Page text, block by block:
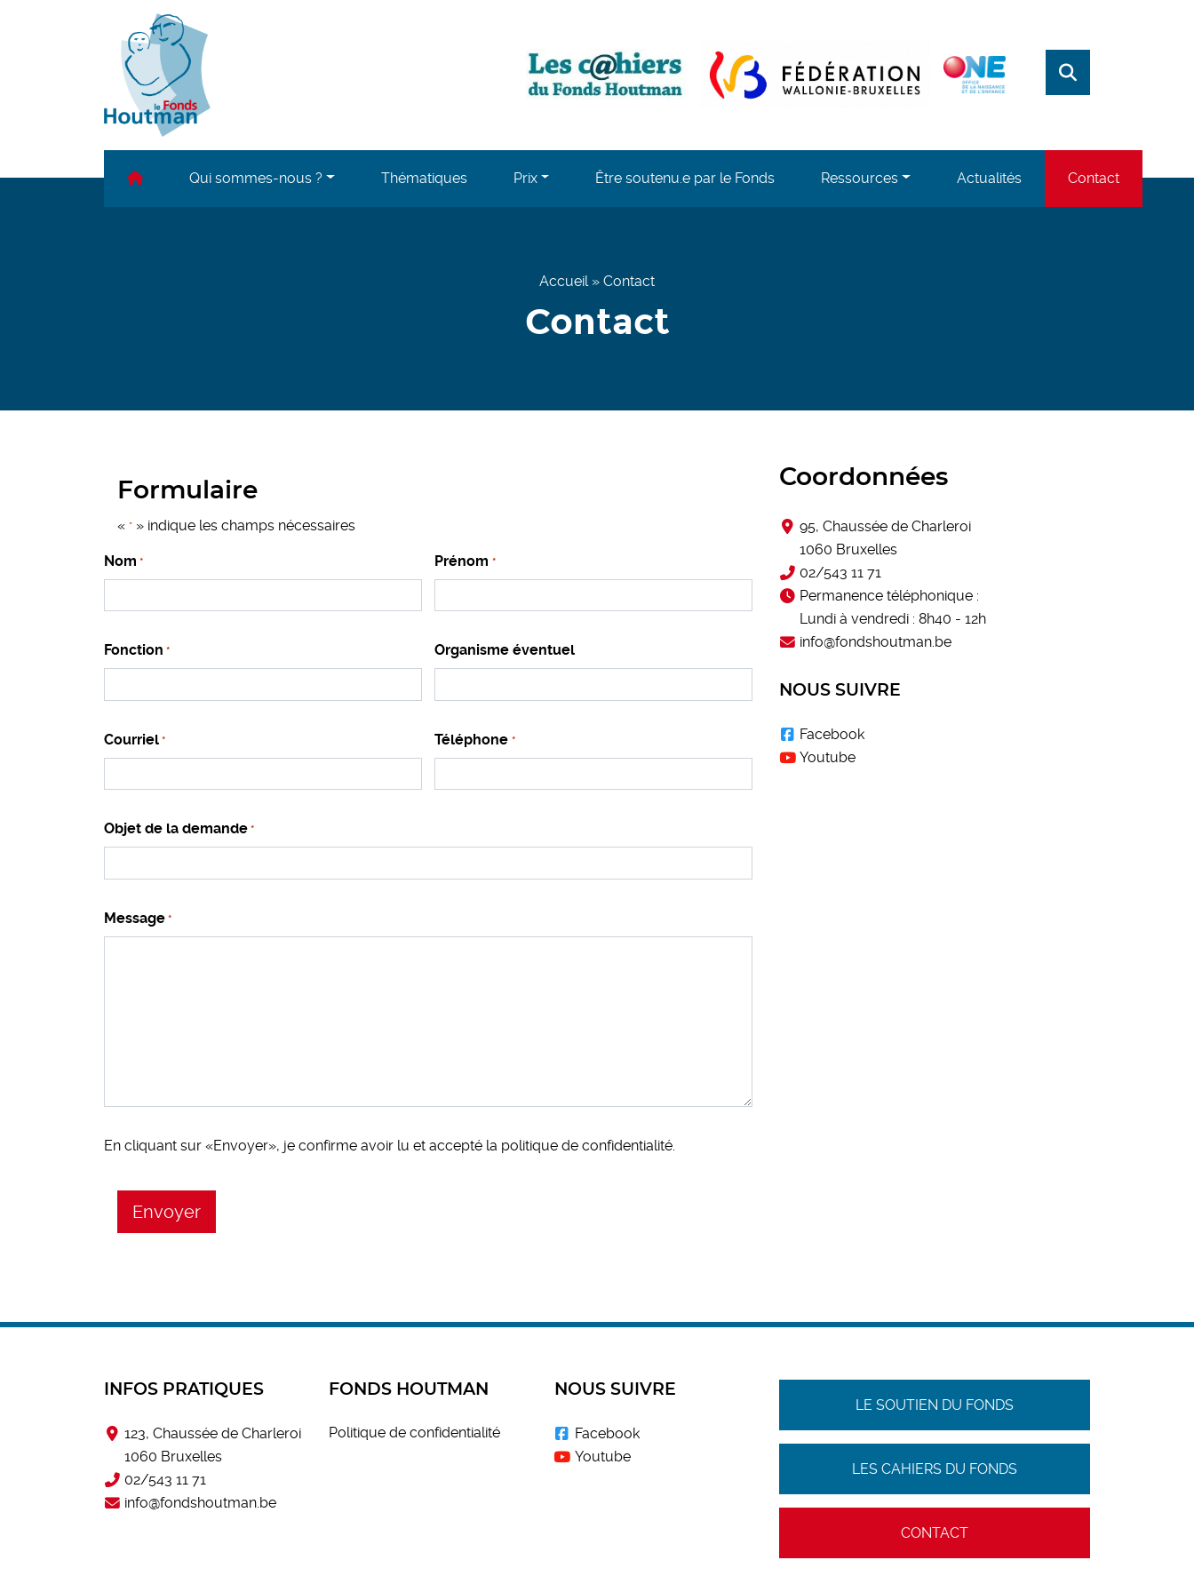
, opens in a new window
, opens in a new window
, opens in a new window
AccueilQui sommes-nous ? Thématiques Prix Être soutenu.e par le Fonds Ressources Actualités Contact
Accueil » Contact
Contact
Formulaire
« * » indique les champs nécessaires
Nom * Prénom *
Fonction * Organisme éventuel
Courriel * Téléphone *
Objet de la demande *
Message *
En cliquant sur «Envoyer», je confirme avoir lu et accepté la politique de confidentialité
Coordonnées
95, Chaussée de Charleroi
1060 Bruxelles
02/543 11 71
Permanence téléphonique :
Lundi à vendredi : 8h40 - 12h
info@fondshoutman.be
NOUS SUIVRE
Facebook
Youtube
INFOS PRATIQUES
123, Chaussée de Charleroi
1060 Bruxelles
02/543 11 71
info@fondshoutman.be
FONDS HOUTMAN
Politique de confidentialité
NOUS SUIVRE
Facebook
Youtube
LE SOUTIEN DU FONDS
LES CAHIERS DU FONDS
CONTACT